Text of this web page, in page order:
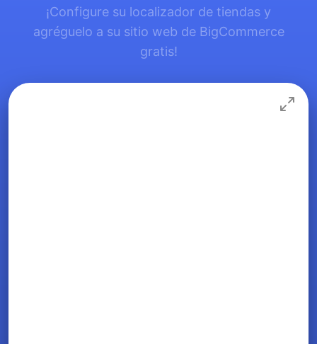
¡Configure su localizador de tiendas y
agréguelo a su sitio web de BigCommerce
gratis!